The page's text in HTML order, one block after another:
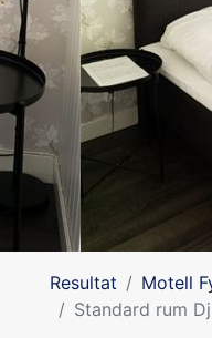
Resultat
Motell
Standard rum